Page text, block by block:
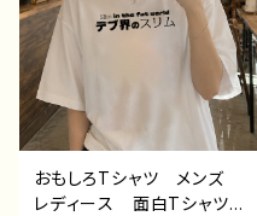
ン コラボ ネタTシャツ
ノンブランド タイトル：デザ
インTシャツ №626 H-7
おもしろTシャツ メンズ
レディース 面白Tシャツ